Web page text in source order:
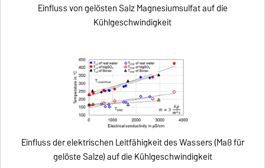
Einfluss von gelösten Salz Magnesiumsulfat auf die
Kühlgeschwindigkeit
Einfluss der elektrischen Leitfähigkeit des Wassers (Maß für
gelöste Salze) auf die Kühlgeschwindigkeit